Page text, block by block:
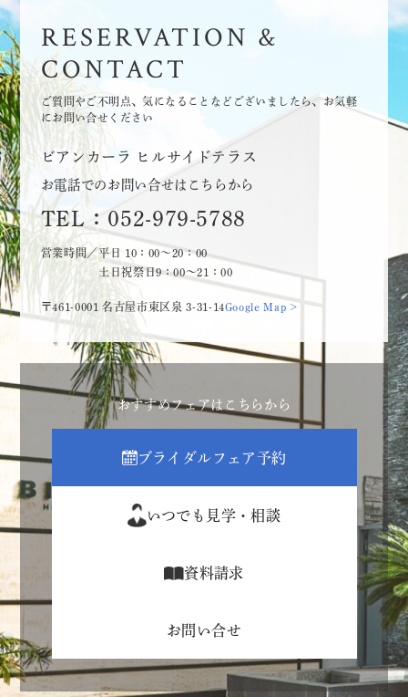
RESERVATION &
CONTACT
ご質問やご不明点、気になることなどございましたら、お気軽
にお問い合せください
ビアンカーラ ヒルサイドテラス
お電話でのお問い合せはこちらから
TEL：052-979-5788
営業時間／平日 10：00～20：00
土日祝祭日9：00～21：00
〒461-0001 名古屋市東区泉 3-31-14Google Map >
おすすめフェアはこちらから
ブライダルフェア予約
いつでも見学・相談
資料請求
お問い合せ